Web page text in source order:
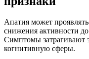
Апатия может
снижения активности
Симптомы затрагивают
когнитивную сферы.